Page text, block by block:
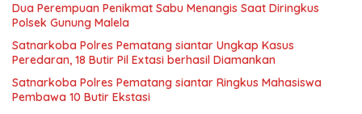
Dua Perempuan Penikmat Sabu Menangis Saat Diringkus
Polsek Gunung Malela
Satnarkoba Polres Pematang siantar Ungkap Kasus
Peredaran, 18 Butir Pil Extasi berhasil Diamankan
Satnarkoba Polres Pematang siantar Ringkus Mahasiswa
Pembawa 10 Butir Ekstasi